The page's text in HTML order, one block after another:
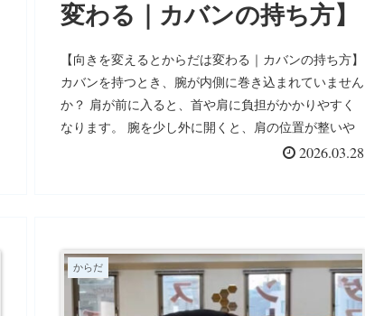
変わる｜カバンの持ち方】
【向きを変えるとからだは変わる｜カバンの持ち方】
カバンを持つとき、腕が内側に巻き込まれていません
か？ 肩が前に入ると、首や肩に負担がかかりやすく
なります。 腕を少し外に開くと、肩の位置が整いや
すくなります。 ちょっとした向きの違いですが、か
2026.03.28
からだ